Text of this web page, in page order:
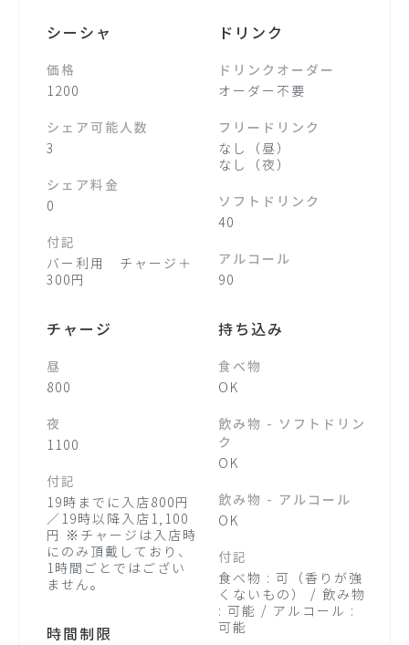
シーシャ
価格
1200
シェア可能人数
3
シェア料金
0
付記
バー利用 チャージ＋
300円
チャージ
昼
800
夜
1100
付記
19時までに入店800円
／19時以降入店1,100
円 ※チャージは入店時
にのみ頂戴しており、
1時間ごとではござい
ません。
時間制限
ドリンク
ドリンクオーダー
オーダー不要
フリードリンク
なし（昼）
なし（夜）
ソフトドリンク
40
アルコール
90
持ち込み
食べ物
OK
飲み物 - ソフトドリン
ク
OK
飲み物 - アルコール
OK
付記
食べ物 : 可（香りが強
くないもの） / 飲み物
: 可能 / アルコール :
可能